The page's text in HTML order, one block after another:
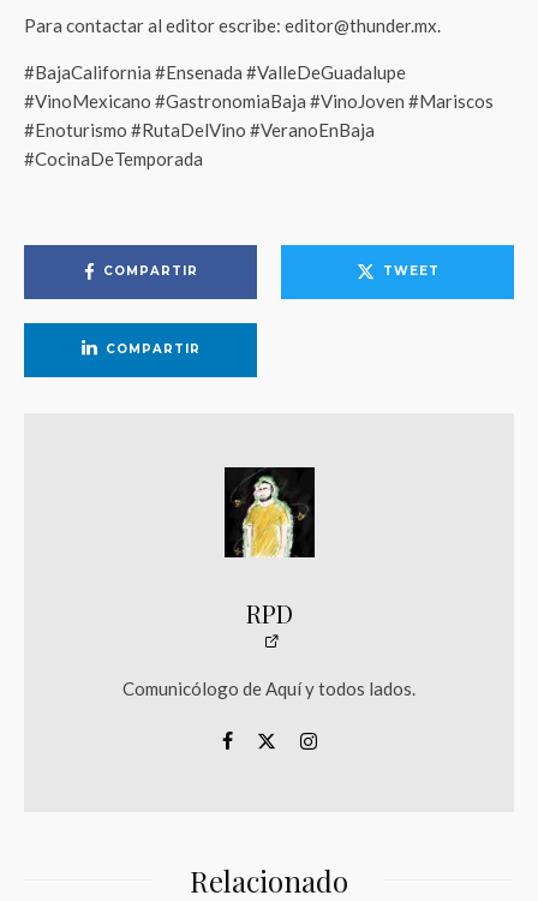
Para contactar al editor escribe: editor@thunder.mx.
#BajaCalifornia #Ensenada #ValleDeGuadalupe
#VinoMexicano #GastronomiaBaja #VinoJoven #Mariscos
#Enoturismo #RutaDelVino #VeranoEnBaja
#CocinaDeTemporada
COMPARTIR TWEET
COMPARTIR
RPD
Comunicólogo de Aquí y todos lados.
Relacionado